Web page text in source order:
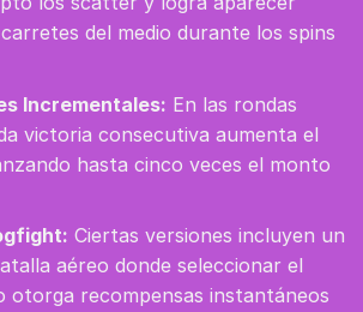
del medio durante los spins
Incrementales: En las rondas
victoria consecutiva aumenta el
hasta cinco veces el monto
Ciertas versiones incluyen un
aéreo donde seleccionar el
otorga recompensas instantáneos